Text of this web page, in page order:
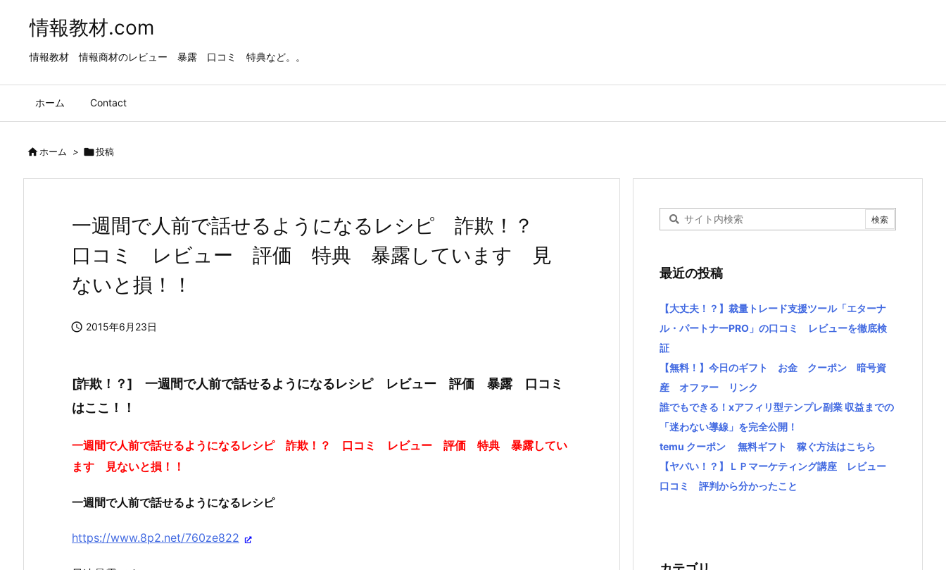
情報教材.com
情報教材 情報商材のレビュー 暴露 口コミ 特典など。。
ホーム Contact
ホーム > 投稿
一週間で人前で話せるようになるレシピ 詐欺！？
口コミ レビュー 評価 特典 暴露しています 見
ないと損！！
 2015年6月23日
[詐欺！？] 一週間で人前で話せるようになるレシピ レビュー 評価 暴露 口コミ
はここ！！
一週間で人前で話せるようになるレシピ 詐欺！？ 口コミ レビュー 評価 特典 暴露してい
ます 見ないと損！！
一週間で人前で話せるようになるレシピ
https://www.8p2.net/760ze822
最近の投稿
【大丈夫！？】裁量トレード支援ツール「エターナ
ル・パートナーPRO」の口コミ レビューを徹底検
証
【無料！】今日のギフト お金 クーポン 暗号資
産 オファー リンク
誰でもできる！xアフィリ型テンプレ副業 収益までの
「迷わない導線」を完全公開！
temu クーポン 無料ギフト 稼ぐ方法はこちら
【ヤバい！？】ＬＰマーケティング講座 レビュー
口コミ 評判から分かったこと